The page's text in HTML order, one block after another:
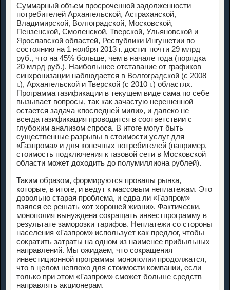
Суммарный объем просроченной задолженности
потребителей Архангельской, Астраханской,
Владимирской, Волгоградской, Московской,
Пензенской, Смоленской, Тверской, Ульяновской и
Ярославской областей, Республики Ингушетии по
состоянию на 1 ноября 2013 г. достиг почти 29 млрд
руб., что на 45% больше, чем в начале года (порядка
20 млрд руб.). Наибольшее отставание от графиков
синхронизации наблюдается в Волгоградской (с 2008
г.), Архангельской и Тверской (с 2010 г.) областях.
Программа газификации в текущем виде сама по себе
вызывает вопросы, так как зачастую нерешенной
остается задача «последней мили», и далеко не
всегда газификация проводится в соответствии с
глубоким анализом спроса. В итоге могут быть
существенные разрывы в стоимости услуг для
«Газпрома» и для конечных потребителей (например,
стоимость подключения к газовой сети в Московской
области может доходить до полумиллиона рублей).
Таким образом, формируются провалы рынка,
которые, в итоге, и ведут к массовым неплатежам. Это
довольно старая проблема, и едва ли «Газпром»
взялся ее решать «от хорошей жизни». Фактически,
монополия вынуждена сокращать инвестпрограмму в
результате заморозки тарифов. Неплатежи со стороны
населения «Газпром» использует как предлог, чтобы
сократить затраты на одном из наименее прибыльных
направлений. Мы ожидаем, что сокращения
инвестиционной программы монополии продолжатся,
что в целом неплохо для стоимости компании, если
только при этом «Газпром» сможет больше средств
направлять акционерам.